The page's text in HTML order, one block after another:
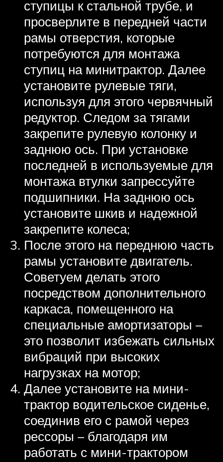
ступицы к стальной трубе, и
просверлите в передней части
рамы отверстия, которые
потребуются для монтажа
ступиц на минитрактор. Далее
установите рулевые тяги,
используя для этого червячный
редуктор. Следом за тягами
закрепите рулевую колонку и
заднюю ось. При установке
последней в используемые для
монтажа втулки запрессуйте
подшипники. На заднюю ось
установите шкив и надежной
закрепите колеса;
После этого на переднюю часть
рамы установите двигатель.
Советуем делать этого
посредством дополнительного
каркаса, помещенного на
специальные амортизаторы –
это позволит избежать сильных
вибраций при высоких
нагрузках на мотор;
Далее установите на мини-
трактор водительское сиденье,
соединив его с рамой через
рессоры – благодаря им
работать с мини-трактором